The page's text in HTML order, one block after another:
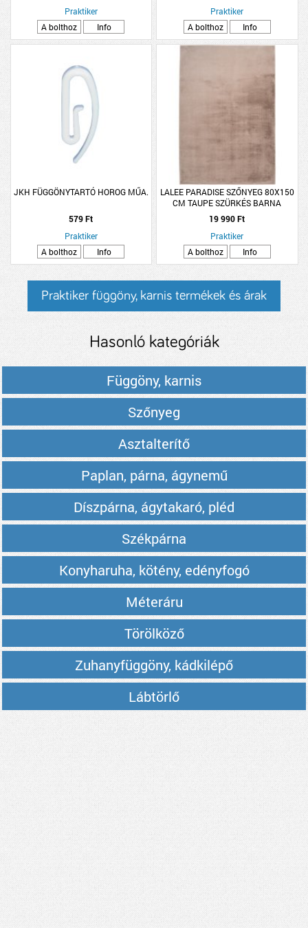
Praktiker
A bolthoz
Info
Praktiker
A bolthoz
Info
JKH FÜGGÖNYTARTÓ HOROG MŰA.
579 Ft
Praktiker
A bolthoz
Info
LALEE PARADISE SZŐNYEG 80X150
CM TAUPE SZÜRKÉS BARNA
EGYSZÍNŰ
19 990 Ft
Praktiker
A bolthoz
Info
Praktiker függöny, karnis termékek és árak
Hasonló kategóriák
Függöny, karnis
Szőnyeg
Asztalterítő
Paplan, párna, ágynemű
Díszpárna, ágytakaró, pléd
Székpárna
Konyharuha, kötény, edényfogó
Méteráru
Törölköző
Zuhanyfüggöny, kádkilépő
Lábtörlő